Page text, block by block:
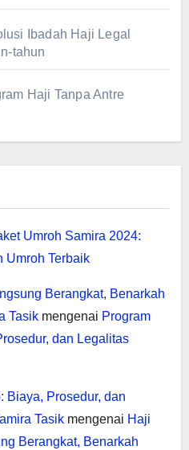
Ibadah Haji Legal
tahun
Haji Tanpa Antre
Umroh Samira 2024:
Umroh Terbaik
Berangkat, Benarkah
Tasikmengenai Program
dan Legalitas
Biaya, Prosedur, dan
Tasikmengenai Haji
Berangkat, Benarkah